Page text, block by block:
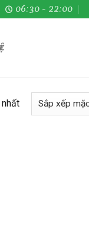
06:30 - 22:00